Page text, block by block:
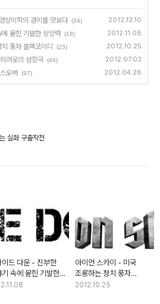
상미학의 경이를 맛보다 (34) 2012.12.10
묻힌 기발한 상상력 (18) 2012.11.08
풍자 블랙코미디 (23) 2012.10.25
어로의 성장극 (44) 2012.07.03
오버 (97) 2012.04.28
실화 구출작전
이드 다운 - 진부한
기 속에 묻힌 기발한
력
아이언 스카이 - 미국
조롱하는 정치 풍자
블랙코미디
2012.10.25